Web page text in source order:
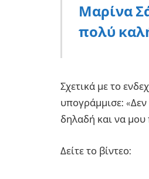
Μαρίνα
πολύ
Σχετικά με το
υπογράμμισε:
δηλαδή και να μου
Δείτε το βίντεο: